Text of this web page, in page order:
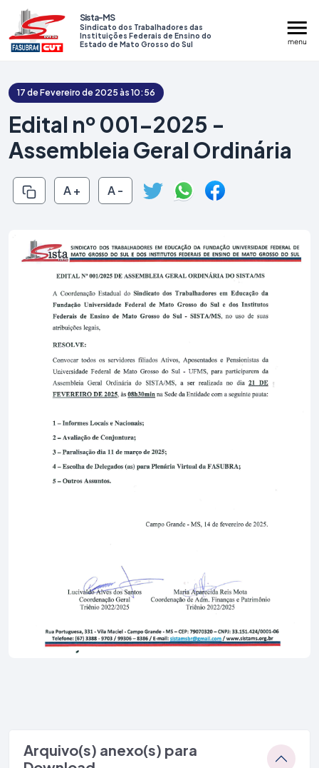
Sista-MS
Sindicato dos Trabalhadores das
Instituições Federais de Ensino do
Estado de Mato Grosso do Sul
Institucional
Serviços
Mídias
Prestação de Contas
Contato
Denúncia
17 de Fevereiro de 2025 às 10:56
Edital nº 001-2025 -
Assembleia Geral Ordinária
A + A -
Arquivo(s) anexo(s) para